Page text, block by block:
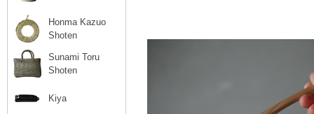
Honma Kazuo
Shoten
Sunami Toru
Shoten
Kiya